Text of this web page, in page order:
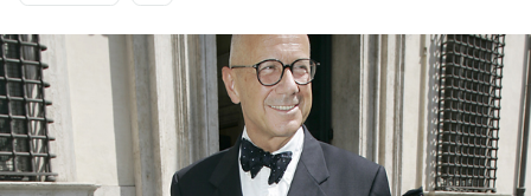
Economia
Sport
Mondiali calcio 2026
PODCAST